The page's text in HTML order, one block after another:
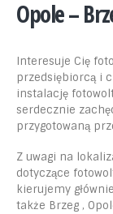
Opole –
Interesuje Cię
przedsiębiorcą i
instalację
serdecznie
przygotowaną
Z uwagi na
dotyczące
kierujemy
także Brzeg ,